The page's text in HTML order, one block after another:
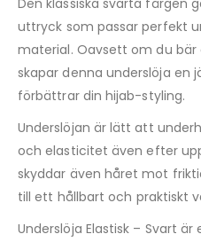
Den klassiska svarta färgen
uttryck som passar perfekt
material. Oavsett om du bär
skapar denna underslöja en
förbättrar din hijab-styling.
Underslöjan är lätt att
och elasticitet även efter
skyddar även håret mot
till ett hållbart och praktiskt
Underslöja Elastisk – Svart